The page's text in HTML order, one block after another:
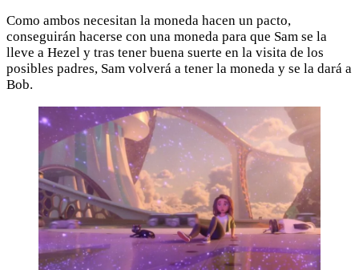
Como ambos necesitan la moneda hacen un pacto,
conseguirán hacerse con una moneda para que Sam se la
lleve a Hezel y tras tener buena suerte en la visita de los
posibles padres, Sam volverá a tener la moneda y se la dará a
Bob.